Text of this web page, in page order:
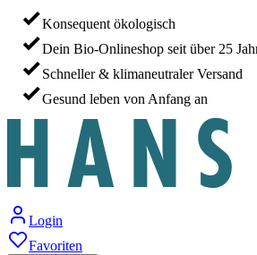
Konsequent ökologisch
Dein Bio-Onlineshop seit über 25
Schneller & klimaneutraler Versand
Gesund leben von Anfang an
Login
Favoriten